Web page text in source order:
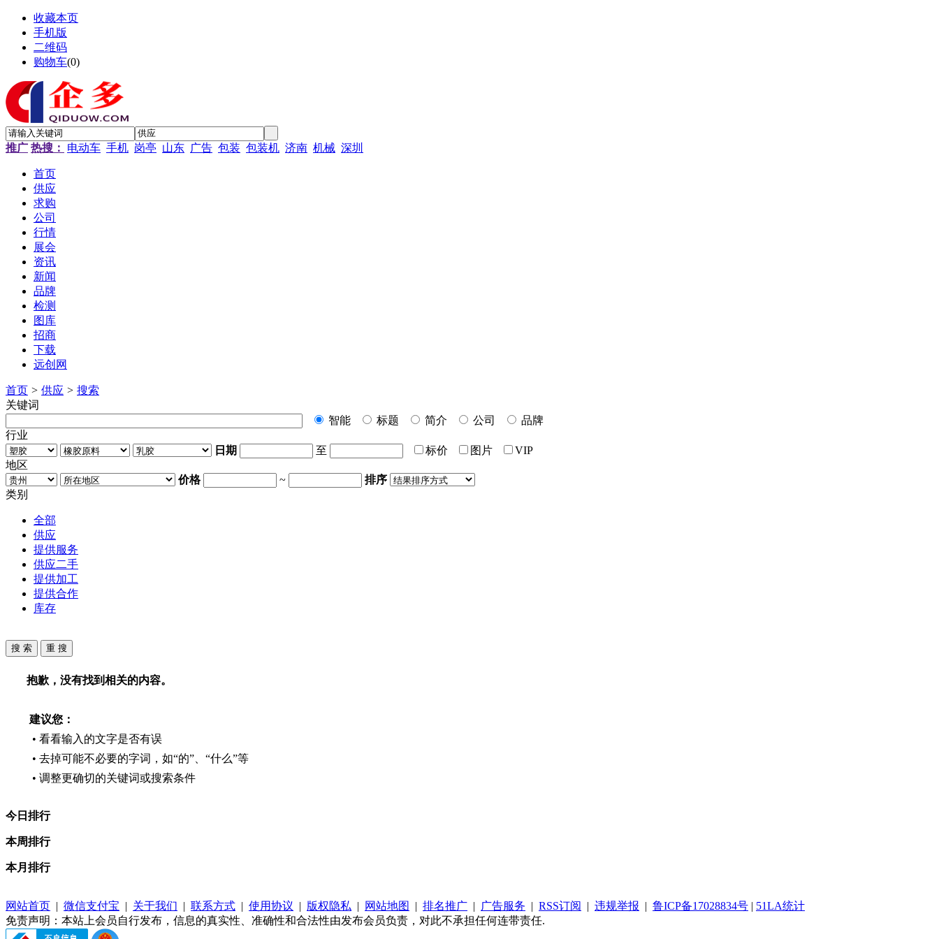
收藏本页
手机版
二维码
购物车(0)
推广 热搜： 电动车 手机 岗亭 山东 广告 包装 包装机 济南 机械 深圳
首页
供应
求购
公司
行情
展会
资讯
新闻
品牌
检测
图库
招商
下载
远创网
首页 > 供应 > 搜索
关键词
智能
标题 简介 公司
品牌
行业
日期
至 标价 图片
VIP
地区
价格
~
排序
类别
全部
供应
提供服务
供应二手
提供加工
提供合作
库存
抱歉，没有找到相关的内容。
建议您：
• 看看输入的文字是否有误
• 去掉可能不必要的字词，如“的”、“什么”等
• 调整更确切的关键词或搜索条件
今日排行
本周排行
本月排行
网站首页 | 微信支付宝 | 关于我们 | 联系方式 | 使用协议 | 版权隐私 | 网站地图 | 排名推广 | 广告服务 | RSS订阅 | 违规举报 | 鲁ICP备17028834号 | 51LA统计
免责声明：本站上会员自行发布，信息的真实性、准确性和合法性由发布会员负责，对此不承担任何连带责任.